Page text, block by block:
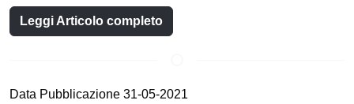
Leggi Articolo completo
Data Pubblicazione 31-05-2021